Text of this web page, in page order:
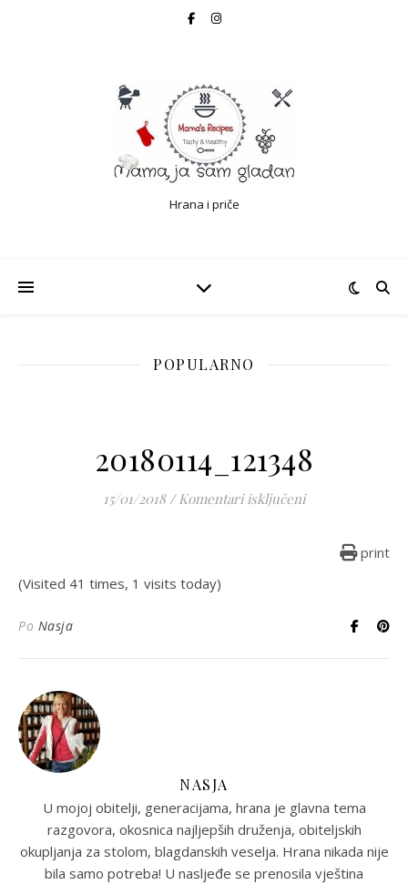
Hrana i priče
POPULARNO
20180114_121348
15/01/2018 / Komentari isključeniza
print
(Visited 41 times, 1 visits today)
Po Nasja
NASJA
U mojoj obitelji, generacijama, hrana je glavna tema
razgovora, okosnica najljepših druženja, obiteljskih
okupljanja za stolom, blagdanskih veselja. Hrana nikada nije
bila samo potreba! U nasljeđe se prenosila vještina